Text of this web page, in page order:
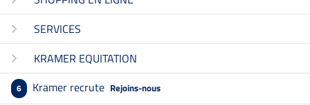
SERVICES
KRAMER EQUITATION
6 Kramer recrute Rejoins-nous